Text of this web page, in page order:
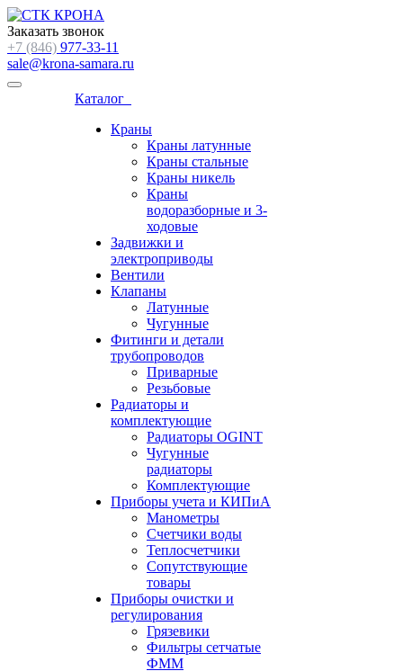
Заказать звонок
+7 (846) 977-33-11
sale@krona-samara.ru
Каталог
Краны
Краны латунные
Краны стальные
Краны никель
Краны
водоразборные и 3-
ходовые
Задвижки и
электроприводы
Вентили
Клапаны
Латунные
Чугунные
Фитинги и детали
трубопроводов
Приварные
Резьбовые
Радиаторы и
комплектующие
Радиаторы OGINT
Чугунные
радиаторы
Комплектующие
Приборы учета и КИПиА
Манометры
Счетчики воды
Теплосчетчики
Сопутствующие
товары
Приборы очистки и
регулирования
Грязевики
Фильтры сетчатые
ФММ